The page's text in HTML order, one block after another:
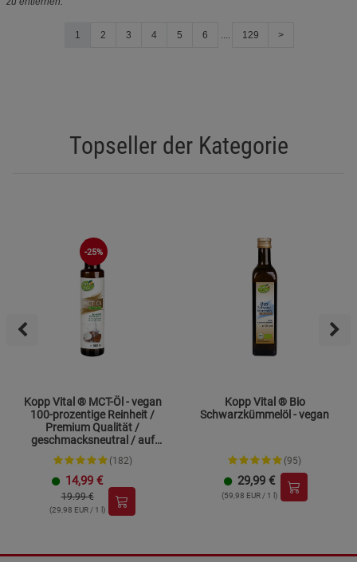
1 2 3 4 5 6 .... 129 >
Topseller der Kategorie
-25%
Kopp Vital ® MCT-Öl - vegan
100-prozentige Reinheit /
Premium Qualität /
geschmacksneutral / auf
Kokosölbasis
(182)
14,99 €
19.99 €
(29,98 EUR / 1 l)
Kopp Vital ® Bio
Schwarzkümmelöl - vegan
(95)
29,99 €
(59,98 EUR / 1 l)